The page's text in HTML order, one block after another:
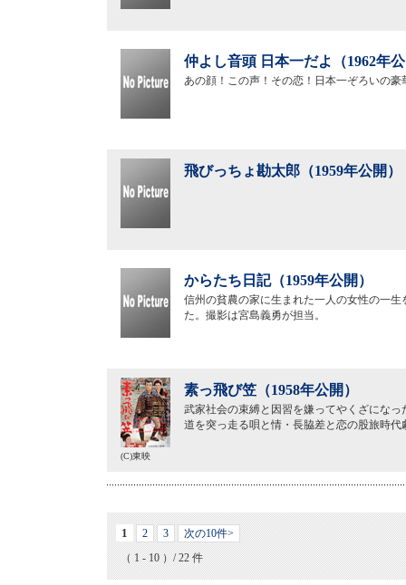
仲よし音頭 日本一だよ（1962年
あの顔！この声！その恋！日本一ぞろいの豪
飛びっちょ勘太郎（1959年公開）
からたち日記（1959年公開）
信州の貧農の家に生まれた一人の女性の一
た。撮影は宮島義勇が担当。
素っ飛び笠（1958年公開）
武家社会の束縛と因習を嫌ってやくざにな
道を突っ走る唄と情・長脇差と恋の股旅時代
(C)東映
1 2 3
次の10件>
（ 1 - 10 ）/ 22 件